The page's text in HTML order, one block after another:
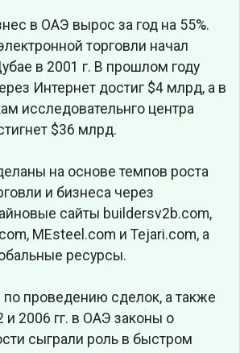
в ОАЭ вырос за год на 55%.
торговли начал
в 2001 г. В прошлом году
Интернет достиг $4 млрд, а в
исследовательнго центра
$36 млрд.
на основе темпов роста
и бизнеса через
сайты buildersv2b.com,
MEsteel.com и Tejari.com, а
ресурсы.
проведению сделок, а также
и 2006 гг. в ОАЭ законы о
сыграли роль в быстром